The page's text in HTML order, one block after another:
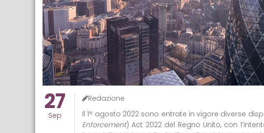
27
Sep
Redazione
Il 1° agosto 2022 sono entrate in vigore diverse
Enforcement) Act 2022 del Regno Unito, con